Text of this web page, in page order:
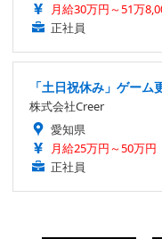
月給30万円～51万
正社員
「土日祝休み」ゲー
株式会社Creer
愛知県
月給25万円～50万円
正社員